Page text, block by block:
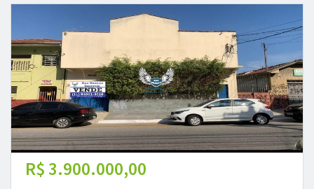
R$ 3.900.000,00